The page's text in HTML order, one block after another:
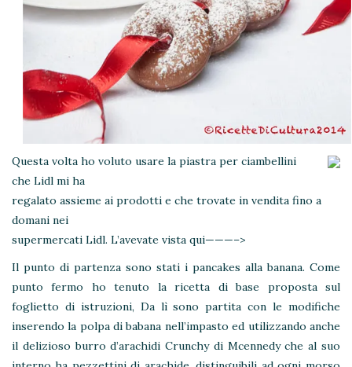
Questa volta ho voluto usare la piastra per ciambellini
che Lidl mi ha
regalato assieme ai prodotti e che trovate in vendita fino a
domani nei
supermercati Lidl. L’avevate vista qui———–>
Il punto di partenza sono stati i pancakes alla banana. Come
punto fermo ho tenuto la ricetta di base proposta sul
foglietto di istruzioni, Da lì sono partita con le modifiche
inserendo la polpa di babana nell’impasto ed utilizzando anche
il delizioso burro d’arachidi Crunchy di Mcennedy che al suo